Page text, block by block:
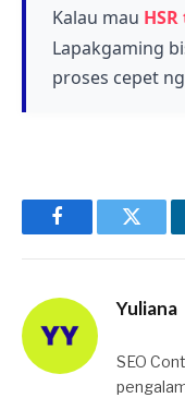
tergantung
yang kamu pilih
outputnya.
Kalau mau
Lapakgaming
proses cepet
Facebook
Yuliana
SEO